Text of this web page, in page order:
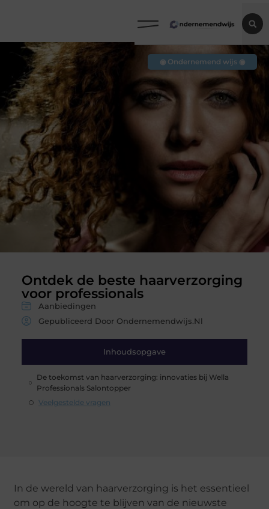
Ontdek de beste haarverzorging
voor professionals
Aanbiedingen
Gepubliceerd Door Ondernemendwijs.nl
Inhoudsopgave
De toekomst van haarverzorging: innovaties bij Wella
Professionals Salontopper
Veelgestelde vragen
◉ Ondernemend wijs ◉
In de wereld van haarverzorging is het essentieel
om op de hoogte te blijven van de nieuwste